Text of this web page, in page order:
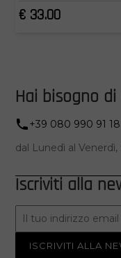
€ 33.00
Hai bisogno
+39 080 990 91 18
dal Lunedì al
Iscriviti alla